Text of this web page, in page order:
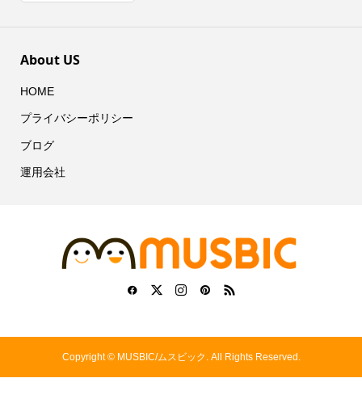
About US
HOME
プライバシーポリシー
ブログ
運用会社
Copyright ©MUSBIC/ムスビック. All Rights Reserved.